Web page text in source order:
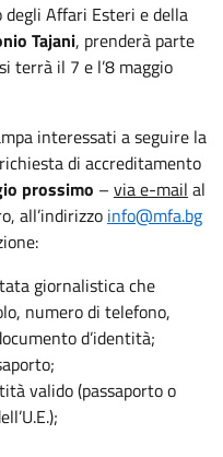
Affari Esteri e della
Tajani, prenderà parte
terrà il 7 e l’8 maggio
interessati a seguire la
di accreditamento
prossimo – via e-mail al
all’indirizzo info@mfa.bg
giornalistica che
numero di telefono,
d’identità;
valido (passaporto o